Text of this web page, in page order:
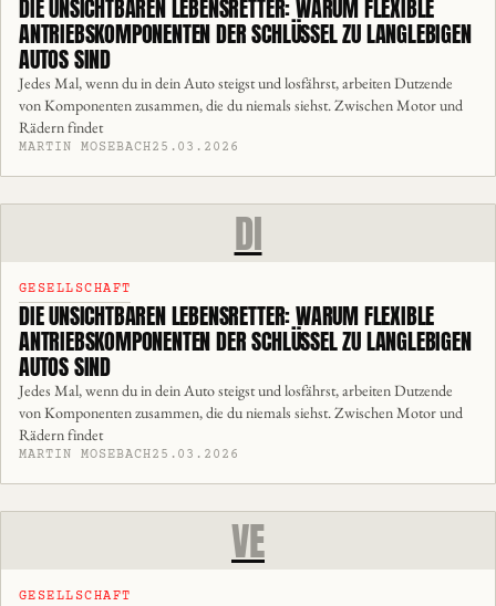
DIE UNSICHTBAREN LEBENSRETTER: WARUM FLEXIBLE
ANTRIEBSKOMPONENTEN DER SCHLÜSSEL ZU LANGLEBIGEN
AUTOS SIND
Jedes Mal, wenn du in dein Auto steigst und losfährst, arbeiten Dutzende
von Komponenten zusammen, die du niemals siehst. Zwischen Motor und
Rädern findet
MARTIN MOSEBACH25.03.2026
DI
GESELLSCHAFT
DIE UNSICHTBAREN LEBENSRETTER: WARUM FLEXIBLE
ANTRIEBSKOMPONENTEN DER SCHLÜSSEL ZU LANGLEBIGEN
AUTOS SIND
Jedes Mal, wenn du in dein Auto steigst und losfährst, arbeiten Dutzende
von Komponenten zusammen, die du niemals siehst. Zwischen Motor und
Rädern findet
MARTIN MOSEBACH25.03.2026
VE
GESELLSCHAFT